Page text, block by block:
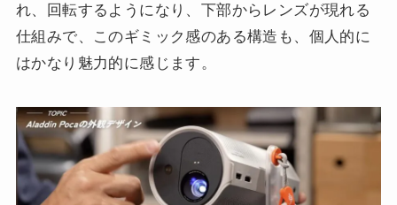
れ、回転するようになり、下部からレンズが現れる
仕組みで、このギミック感のある構造も、個人的に
はかなり魅力的に感じます。